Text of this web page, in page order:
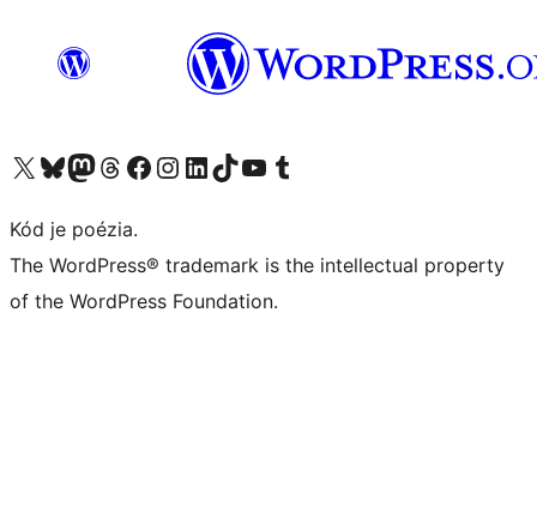
Navštívte náš účet na X (predtým Twitter)
Navštívte náš účet na platforme Bluesky
Navštívte náš účet na Mastodone
Navštívte náš účet na platforme Threads
Navštívte našu stránku na Facebooku
Navštívte náš účet Instagram
Navštívte náš účet LinkedIn
Navštívte náš účet na platforme TikTok
Navštívte náš kanál YouTube
Navštívte náš účet na platforme Tumblr
Kód je poézia.
The WordPress® trademark is the intellectual property
of the WordPress Foundation.